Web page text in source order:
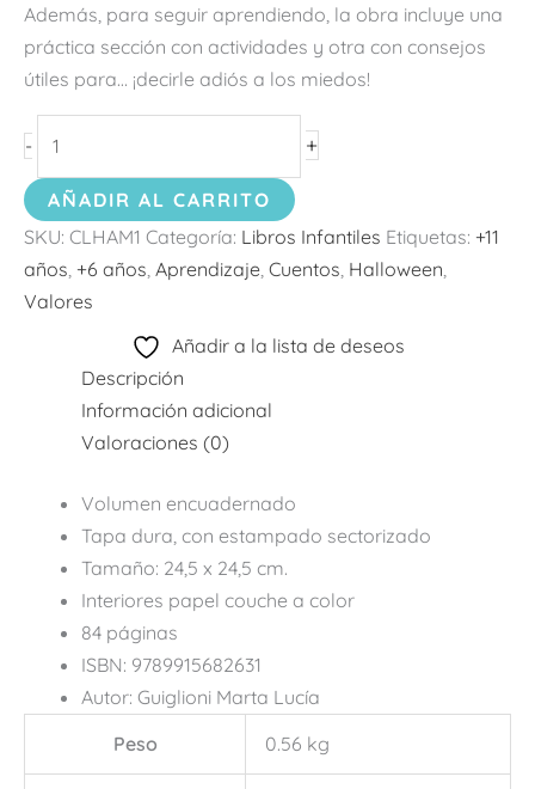
Además, para seguir aprendiendo, la obra incluye una
práctica sección con actividades y otra con consejos
útiles para… ¡decirle adiós a los miedos!
- +
AÑADIR AL CARRITO
SKU: CLHAM1 Categoría: Libros Infantiles Etiquetas: +11
años +6 años Aprendizaje Cuentos Halloween
Valores
Añadir a la lista de deseos
Descripción
Información adicional
Valoraciones (0)
Volumen encuadernado
Tapa dura, con estampado sectorizado
Tamaño: 24,5 x 24,5 cm.
Interiores papel couche a color
84 páginas
ISBN: 9789915682631
Autor: Guiglioni Marta Lucía
Peso
0.56 kg